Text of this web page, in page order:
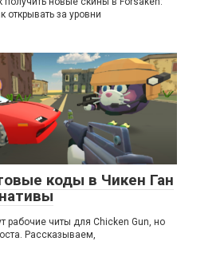
открывать за уровни
коды в Чикен Ган
рабочие читы для Chicken Gun, но
Рассказываем,